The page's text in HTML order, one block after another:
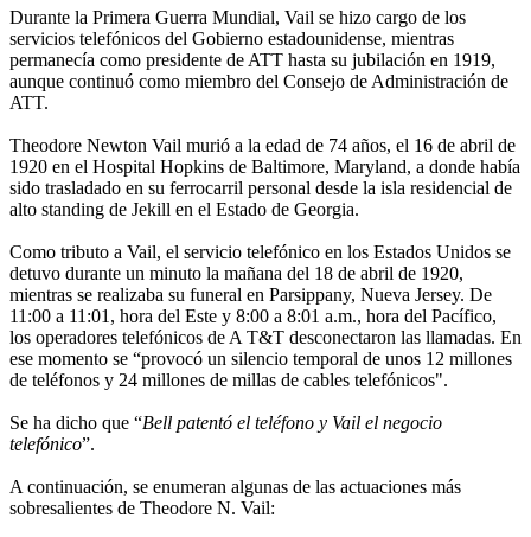
Durante la Primera Guerra Mundial, Vail se hizo cargo de los
servicios telefónicos del Gobierno estadounidense, mientras
permanecía como presidente de ATT hasta su jubilación en 1919,
aunque continuó como miembro del Consejo de Administración de
ATT.
Theodore Newton Vail murió a la edad de 74 años, el 16 de abril de
1920 en el Hospital Hopkins de Baltimore, Maryland, a donde había
sido trasladado en su ferrocarril personal desde la isla residencial de
alto standing de Jekill en el Estado de Georgia.
Como tributo a Vail, el servicio telefónico en los Estados Unidos se
detuvo durante un minuto la mañana del 18 de abril de 1920,
mientras se realizaba su funeral en Parsippany, Nueva Jersey. De
11:00 a 11:01, hora del Este y 8:00 a 8:01 a.m., hora del Pacífico,
los operadores telefónicos de A T&T desconectaron las llamadas. En
ese momento se “provocó un silencio temporal de unos 12 millones
de teléfonos y 24 millones de millas de cables telefónicos".
Se ha dicho que “Bell patentó el teléfono y Vail el negocio
telefónico”.
A continuación, se enumeran algunas de las actuaciones más
sobresalientes de Theodore N. Vail: